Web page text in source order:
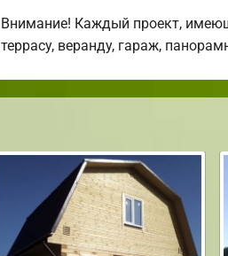
Внимание! Каждый проект,
террасу, веранду, гараж,